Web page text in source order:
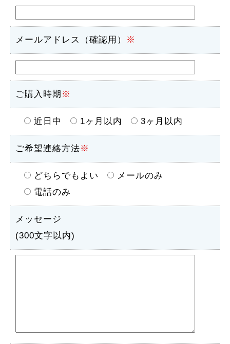
メールアドレス（確認用） ※
ご購入時期 ※
近日中 1ヶ月以内 3ヶ月以内
ご希望連絡方法※
どちらでもよい
メールのみ
電話のみ
メッセージ
(300文字以内)